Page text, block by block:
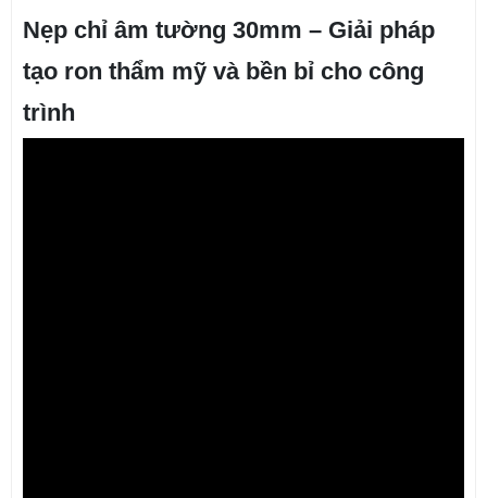
Nẹp chỉ âm tường 30mm – Giải pháp
tạo ron thẩm mỹ và bền bỉ cho công
trình